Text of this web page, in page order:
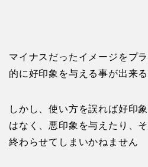
終わらせてしまいかねません
婚活必勝法③最初に悪印